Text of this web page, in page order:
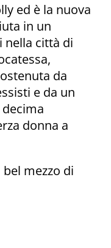
ed è la nuova
in un
nella città di
da
e da un
donna a
bel mezzo di